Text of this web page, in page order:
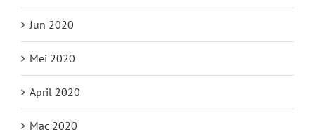
Jun 2020
Mei 2020
April 2020
Mac 2020